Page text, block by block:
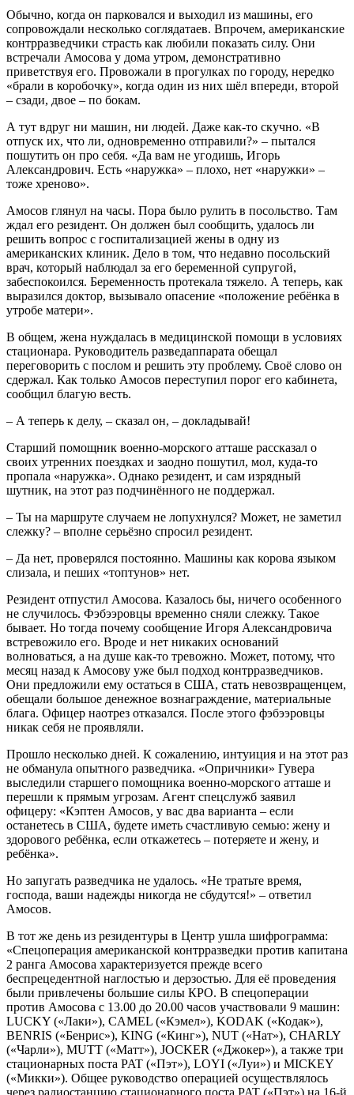
Обычно, когда он парковался и выходил из машины, его
сопровождали несколько соглядатаев. Впрочем, американские
контрразведчики страсть как любили показать силу. Они
встречали Амосова у дома утром, демонстративно
приветствуя его. Провожали в прогулках по городу, нередко
«брали в коробочку», когда один из них шёл впереди, второй
– сзади, двое – по бокам.
А тут вдруг ни машин, ни людей. Даже как-то скучно. «В
отпуск их, что ли, одновременно отправили?» – пытался
пошутить он про себя. «Да вам не угодишь, Игорь
Александрович. Есть «наружка» – плохо, нет «наружки» –
тоже хреново».
Амосов глянул на часы. Пора было рулить в посольство. Там
ждал его резидент. Он должен был сообщить, удалось ли
решить вопрос с госпитализацией жены в одну из
американских клиник. Дело в том, что недавно посольский
врач, который наблюдал за его беременной супругой,
забеспокоился. Беременность протекала тяжело. А теперь, как
выразился доктор, вызывало опасение «положение ребёнка в
утробе матери».
В общем, жена нуждалась в медицинской помощи в условиях
стационара. Руководитель разведаппарата обещал
переговорить с послом и решить эту проблему. Своё слово он
сдержал. Как только Амосов переступил порог его кабинета,
сообщил благую весть.
– А теперь к делу, – сказал он, – докладывай!
Старший помощник военно-морского атташе рассказал о
своих утренних поездках и заодно пошутил, мол, куда-то
пропала «наружка». Однако резидент, и сам изрядный
шутник, на этот раз подчинённого не поддержал.
– Ты на маршруте случаем не лопухнулся? Может, не заметил
слежку? – вполне серьёзно спросил резидент.
– Да нет, проверялся постоянно. Машины как корова языком
слизала, и пеших «топтунов» нет.
Резидент отпустил Амосова. Казалось бы, ничего особенного
не случилось. Фэбээровцы временно сняли слежку. Такое
бывает. Но тогда почему сообщение Игоря Александровича
встревожило его. Вроде и нет никаких оснований
волноваться, а на душе как-то тревожно. Может, потому, что
месяц назад к Амосову уже был подход контрразведчиков.
Они предложили ему остаться в США, стать невозвращенцем,
обещали большое денежное вознаграждение, материальные
блага. Офицер наотрез отказался. После этого фэбээровцы
никак себя не проявляли.
Прошло несколько дней. К сожалению, интуиция и на этот раз
не обманула опытного разведчика. «Опричники» Гувера
выследили старшего помощника военно-морского атташе и
перешли к прямым угрозам. Агент спецслужб заявил
офицеру: «Кэптен Амосов, у вас два варианта – если
останетесь в США, будете иметь счастливую семью: жену и
здорового ребёнка, если откажетесь – потеряете и жену, и
ребёнка».
Но запугать разведчика не удалось. «Не тратьте время,
господа, ваши надежды никогда не сбудутся!» – ответил
Амосов.
В тот же день из резидентуры в Центр ушла шифрограмма:
«Спецоперация американской контрразведки против капитана
2 ранга Амосова характеризуется прежде всего
беспрецедентной наглостью и дерзостью. Для её проведения
были привлечены большие силы КРО. В спецоперации
против Амосова с 13.00 до 20.00 часов участвовали 9 машин:
LUCKY («Лаки»), CAMEL («Кэмел»), KODAK («Кодак»),
BENRIS («Бенрис»), KING («Кинг»), NUT («Нат»), CHARLY
(«Чарли»), MUTT («Матт»), JOCKER («Джокер»), а также три
стационарных поста PAT («Пэт»), LOYI («Луи») и MICKEY
(«Микки»). Общее руководство операцией осуществлялось
через радиостанцию стационарного поста PAT («Пэт») на 16-й